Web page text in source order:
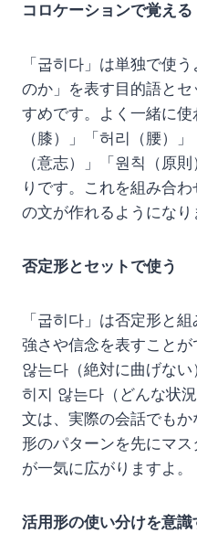
コロケーションで覚える
「굽히다」は単独で使
のか」を表す目的語と
すめです。よく一緒に
（膝）」「허리（腰）
（意志）」「원칙（原
りです。これを組み合
の文が作れるようになり
否定形とセットで使う
「굽히다」は否定形と
強さや信念を表すこと
않는다（絶対に曲げな
히지 않는다（どんな状
文は、実際の会話でも
形のパターンを先にマ
が一気に広がりますよ。
活用形の使い分けを意識